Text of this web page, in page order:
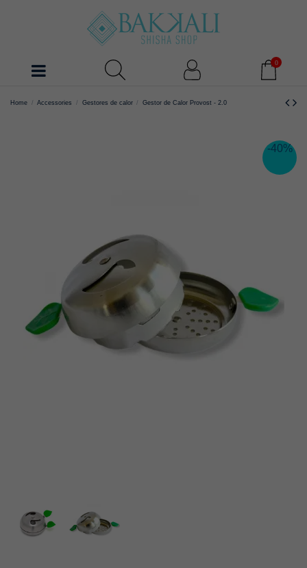
0
Home Accessories Gestores de calor Gestor de Calor Provost - 2.0
-40%